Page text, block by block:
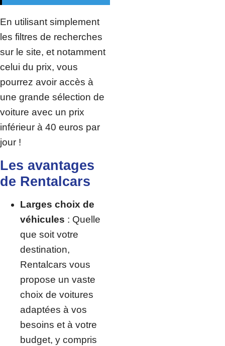
En utilisant simplement
les filtres de recherches
sur le site, et notamment
celui du prix, vous
pourrez avoir accès à
une grande sélection de
voiture avec un prix
inférieur à 40 euros par
jour !
Les avantages
de Rentalcars
Larges choix de
véhicules : Quelle
que soit votre
destination,
Rentalcars vous
propose un vaste
choix de voitures
adaptées à vos
besoins et à votre
budget, y compris